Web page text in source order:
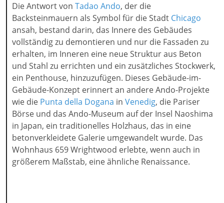
Die Antwort von Tadao Ando, der die
Backsteinmauern als Symbol für die Stadt Chicago
ansah, bestand darin, das Innere des Gebäudes
vollständig zu demontieren und nur die Fassaden zu
erhalten, im Inneren eine neue Struktur aus Beton
und Stahl zu errichten und ein zusätzliches Stockwerk,
ein Penthouse, hinzuzufügen. Dieses Gebäude-im-
Gebäude-Konzept erinnert an andere Ando-Projekte
wie die Punta della Dogana in Venedig, die Pariser
Börse und das Ando-Museum auf der Insel Naoshima
in Japan, ein traditionelles Holzhaus, das in eine
betonverkleidete Galerie umgewandelt wurde. Das
Wohnhaus 659 Wrightwood erlebte, wenn auch in
größerem Maßstab, eine ähnliche Renaissance.